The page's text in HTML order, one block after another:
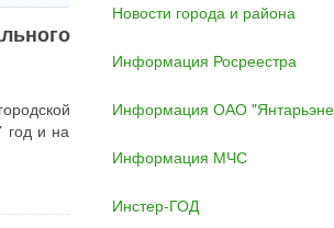
год и на
Новости города и района
Информация Росреестра
Информация ОАО
Информация МЧС
Инстер-ГОД